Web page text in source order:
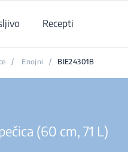
Recepti
/ Enojni / BIE24301B
(60 cm, 71 L)